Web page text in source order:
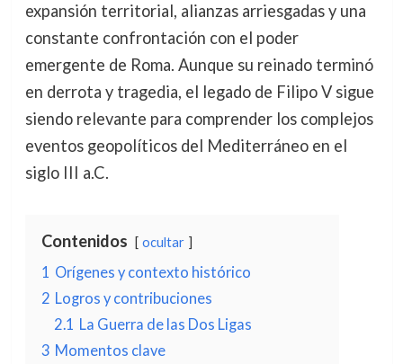
expansión territorial, alianzas arriesgadas y una
constante confrontación con el poder
emergente de Roma. Aunque su reinado terminó
en derrota y tragedia, el legado de Filipo V sigue
siendo relevante para comprender los complejos
eventos geopolíticos del Mediterráneo en el
siglo III a.C.
Contenidos ocultar
1 Orígenes y contexto histórico
2 Logros y contribuciones
2.1 La Guerra de las Dos Ligas
3 Momentos clave